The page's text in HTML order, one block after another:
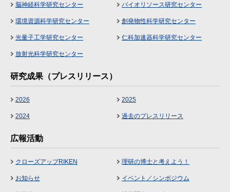
脳神経科学研究センター バイオリソース研究センター
環境資源科学研究センター 創発物性科学研究センター
光量子工学研究センター 仁科加速器科学研究センター
放射光科学研究センター
研究成果（プレスリリース）
2026 2025
2024 過去のプレスリリース
広報活動
クローズアップRIKEN 理研の博士と考えよう！
お知らせ イベント／シンポジウム